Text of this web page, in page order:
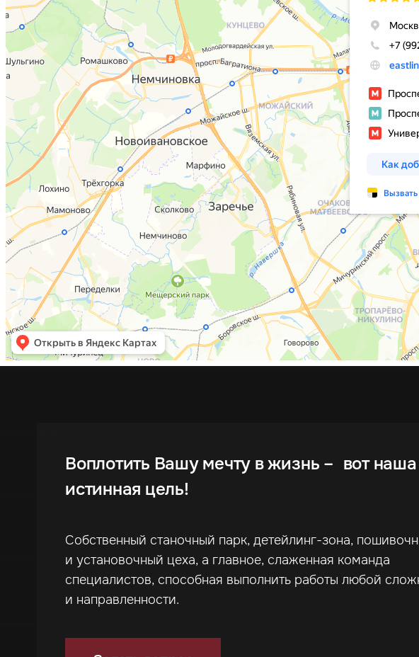
Воплотить Вашу мечту в жизнь – вот наша
истинная цель!
Собственный станочный парк, детейлинг-зона,
и установочный цеха, а главное, слаженная команда
специалистов, способная выполнить работы любой
и направленности.